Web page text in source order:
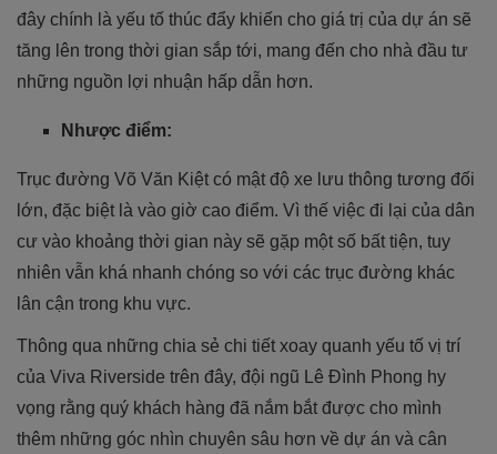
đây chính là yếu tố thúc đẩy khiến cho giá trị của dự án sẽ
tăng lên trong thời gian sắp tới, mang đến cho nhà đầu tư
những nguồn lợi nhuận hấp dẫn hơn.
Nhược điểm:
Trục đường Võ Văn Kiệt có mật độ xe lưu thông tương đối
lớn, đặc biệt là vào giờ cao điểm. Vì thế việc đi lại của dân
cư vào khoảng thời gian này sẽ gặp một số bất tiện, tuy
nhiên vẫn khá nhanh chóng so với các trục đường khác
lân cận trong khu vực.
Thông qua những chia sẻ chi tiết xoay quanh yếu tố vị trí
của Viva Riverside trên đây, đội ngũ Lê Đình Phong hy
vọng rằng quý khách hàng đã nắm bắt được cho mình
thêm những góc nhìn chuyên sâu hơn về dự án và cân